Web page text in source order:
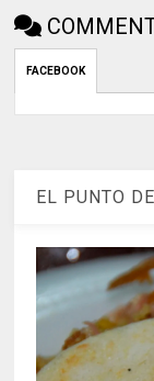
FACEBOOK
EL PUNTO